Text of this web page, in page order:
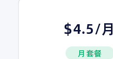
$4.5/月
月套餐